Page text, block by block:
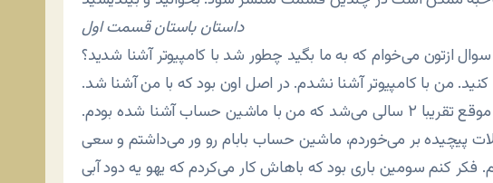
داستان باستان قسمت اول
ازتون می‌خوام که به ما بگید چطور شد با کامپیوتر آشنا شدید؟
من با کامپیوتر آشنا نشدم. در اصل اون بود که با من آشنا شد.
فکر می‌کنم حدودای سال ۱۳۶۱ بود. اون موقع تقریبا ۲ سالی می‌شد که من با ماشین حساب آشنا شده بودم.
پیچیده بر می‌خوردم، ماشین حساب بابام رو ور می‌داشتم و سعی
کنم سومین باری بود که باهاش کار می‌کردم که یهو یه دود آبی